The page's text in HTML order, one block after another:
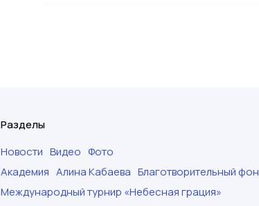
Разделы
Новости Видео Фото
Академия Алина Кабаева Благотворительный
Международный турнир «Небесная грация»